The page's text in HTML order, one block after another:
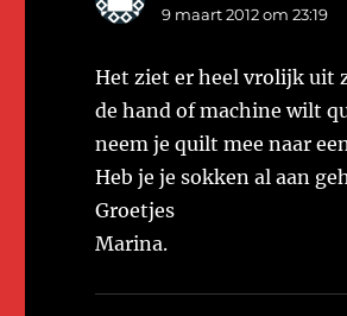
9 maart 2012 om 23:19
Het ziet er heel vrolijk uit
de hand of machine wilt
neem je quilt mee naar
Heb je je sokken al aan
Groetjes
Marina.